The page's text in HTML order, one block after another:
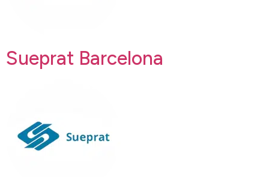
Sueprat Barcelona